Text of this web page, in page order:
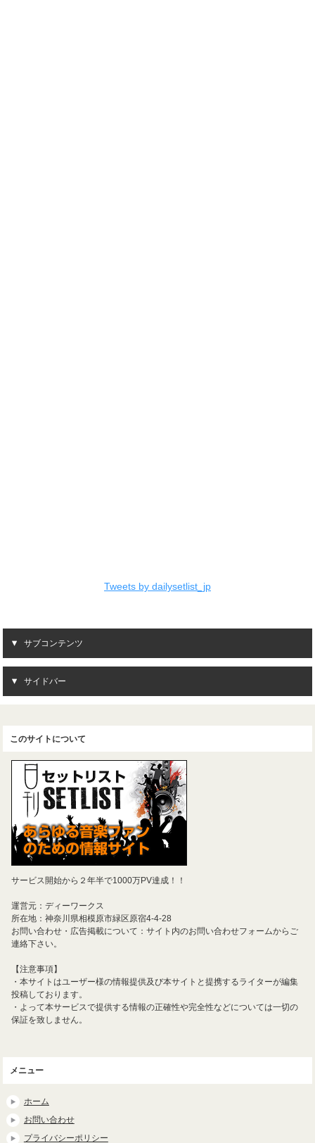
Tweets by dailysetlist_jp
サブコンテンツ
サイドバー
このサイトについて
サービス開始から２年半で1000万PV達成！！
運営元：ディーワークス
所在地：神奈川県相模原市緑区原宿4-4-28
お問い合わせ・広告掲載について：サイト内のお問い合わせフォームからご
連絡下さい。
【注意事項】
・本サイトはユーザー様の情報提供及び本サイトと提携するライターが編集
投稿しております。
・よって本サービスで提供する情報の正確性や完全性などについては一切の
保証を致しません。
メニュー
ホーム
お問い合わせ
プライバシーポリシー